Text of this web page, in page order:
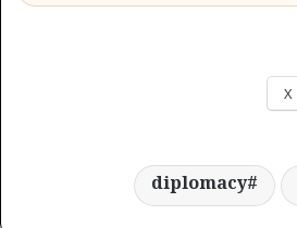
X
diplomacy